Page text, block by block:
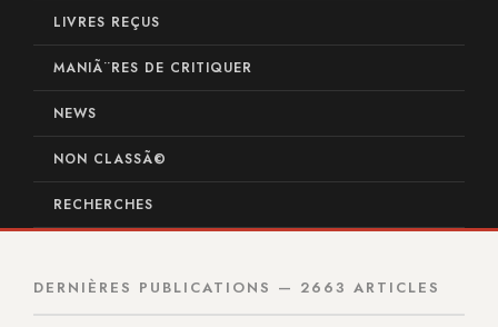
LIVRES REÇUS
MANIÃ¨RES DE CRITIQUER
NEWS
NON CLASSÃ©
RECHERCHES
DERNIÈRES PUBLICATIONS — 2663 ARTICLES